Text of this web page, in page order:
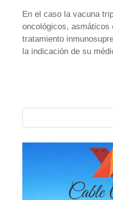
En el caso la vacuna
oncológicos, asmáticos
tratamiento
la indicación de su